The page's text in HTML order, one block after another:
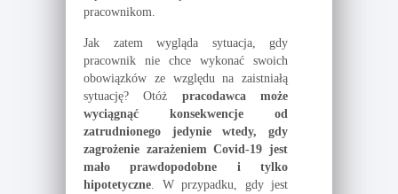
pracownikom.
Jak zatem wygląda sytuacja, gdy
pracownik nie chce wykonać swoich
obowiązków ze względu na zaistniałą
sytuację? Otóż pracodawca może
wyciągnąć konsekwencje od
zatrudnionego jedynie wtedy, gdy
zagrożenie zarażeniem Covid-19 jest
mało prawdopodobne i tylko
hipotetyczne. W przypadku, gdy jest